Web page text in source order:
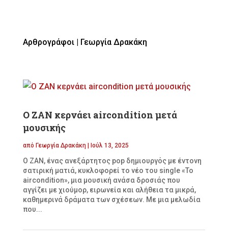
Αρθρογράφοι | Γεωργία Δρακάκη
Ο ZAN κερνάει aircondition μετά
μουσικής
από Γεωργία Δρακάκη| Ιούλ 13, 2025
Ο ΖΑΝ, ένας ανεξάρτητος pop δημιουργός με έντονη
σατιρική ματιά, κυκλοφορεί το νέο του single «Το
aircondition», μια μουσική ανάσα δροσιάς που
αγγίζει με χιούμορ, ειρωνεία και αλήθεια τα μικρά,
καθημερινά δράματα των σχέσεων. Με μια μελωδία
που...